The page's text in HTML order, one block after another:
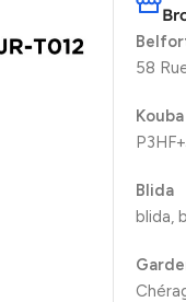
58
Kouba
Blida
blida,